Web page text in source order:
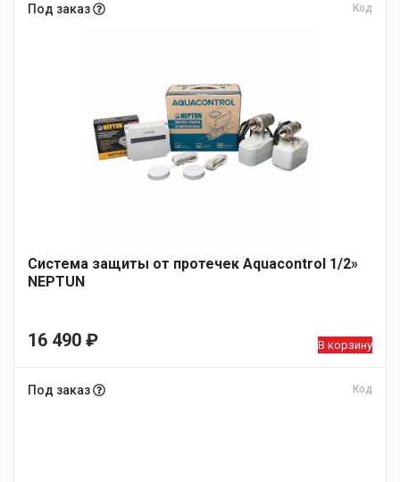
Под заказ Код
Система защиты от протечек Aquacontrol 1/2»
NEPTUN
16 490 ₽ В корзину
Под заказ Код